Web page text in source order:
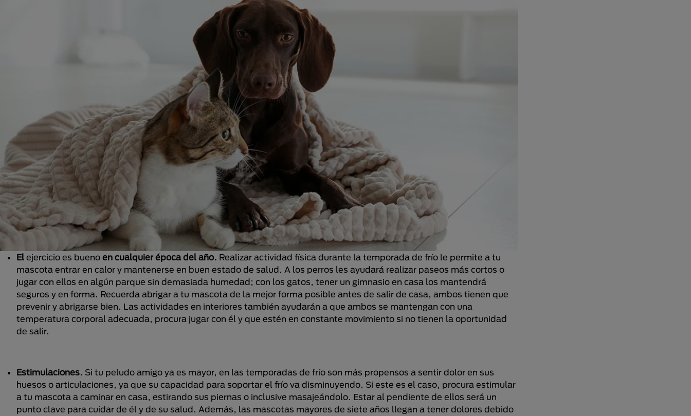
El ejercicio es bueno en cualquier época del año. Realizar actividad física durante la temporada de frío le permite a tu
mascota entrar en calor y mantenerse en buen estado de salud. A los perros les ayudará realizar paseos más cortos o
jugar con ellos en algún parque sin demasiada humedad; con los gatos, tener un gimnasio en casa los mantendrá
seguros y en forma. Recuerda abrigar a tu mascota de la mejor forma posible antes de salir de casa, ambos tienen que
prevenir y abrigarse bien. Las actividades en interiores también ayudarán a que ambos se mantengan con una
temperatura corporal adecuada, procura jugar con él y que estén en constante movimiento si no tienen la oportunidad
de salir.
Estimulaciones. Si tu peludo amigo ya es mayor, en las temporadas de frío son más propensos a sentir dolor en sus
huesos o articulaciones, ya que su capacidad para soportar el frío va disminuyendo. Si este es el caso, procura estimular
a tu mascota a caminar en casa, estirando sus piernas o inclusive masajeándolo. Estar al pendiente de ellos será un
punto clave para cuidar de él y de su salud. Además, las mascotas mayores de siete años llegan a tener dolores debido